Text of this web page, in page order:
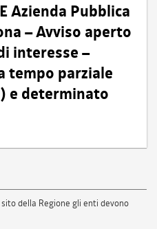
Azienda Pubblica
– Avviso aperto
interesse –
tempo parziale
e determinato
della Regione gli enti devono